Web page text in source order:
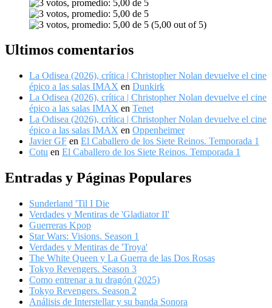
(5,00 out of 5)
Ultimos comentarios
La Odisea (2026), crítica | Christopher Nolan devuelve el cine
épico a las salas IMAX en Dunkirk
La Odisea (2026), crítica | Christopher Nolan devuelve el cine
épico a las salas IMAX en Tenet
La Odisea (2026), crítica | Christopher Nolan devuelve el cine
épico a las salas IMAX en Oppenheimer
Javier GF en El Caballero de los Siete Reinos. Temporada 1
Cotu en El Caballero de los Siete Reinos. Temporada 1
Entradas y Páginas Populares
Sunderland 'Til I Die
Verdades y Mentiras de 'Gladiator II'
Guerreras Kpop
Star Wars: Visions. Season 1
Verdades y Mentiras de 'Troya'
The White Queen y La Guerra de las Dos Rosas
Tokyo Revengers. Season 3
Como entrenar a tu dragón (2025)
Tokyo Revengers. Season 2
Análisis de Interstellar y su banda Sonora